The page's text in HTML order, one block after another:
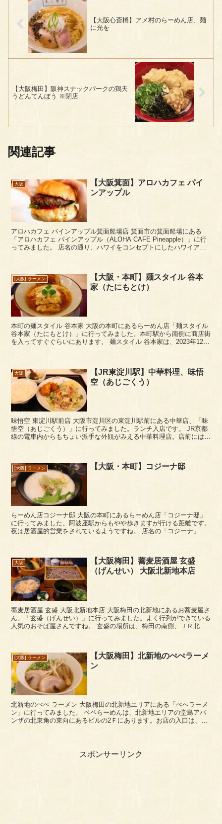
【大阪心斎橋】アメ村のらーめん店、麺
に光を
【大阪梅田】阪神スナックパークの鶏天
うどんてんぼう ※閉店
関連記事
大阪
【大阪箕面】アロハカフェ パイ
ンアップル
アロハカフェ パインアップル箕面船場店 箕面市の箕面船場にある
「アロハカフェ パインアップル（ALOHA CAFE Pineapple）」に行
ってみました。 店名の通り、ハワイをコンセプトにしたハワイアン
[大阪] ラーメン
【大阪・本町】麺スタイル 谷本
家（たにもとけ）
本町の麺スタイル 谷本家 大阪の本町にあるらーめん店「麺スタイル
谷本家（たにもとけ）」に行ってみました。本町駅から南側に商店街
を入ってすぐぐらいにあります。 麺スタイル 谷本家は、2023年12月
大阪
【JR東淀川駅】中華料理、味悟
空（あじごくう）
味悟空 東淀川駅前店 大阪市淀川区の東淀川駅前にある中華店、「味
悟空（あじごくう）」に行ってみました。ランチ入店です。 JR京都
線の電車内からもちょい派手な外観がみえる中華料理店。店前には、
[大阪] ラーメン 【大阪・本町】コジーナ邸
らーめん店コジーナ邸 大阪の本町にあるらーめん店「コジーナ邸」
に行ってみました。阿波座駅からもやや歩きますが行ける距離です。
夜は居酒屋的営業をされているようですね。 店名の「コジーナ」
は、店主さんの名前から来ています。運営元は、イタ...
大阪
【大阪梅田】蕎麦居酒屋 玄盛
（げんせい） 大阪北新地本店
蕎麦居酒屋 玄盛 大阪北新地本店 大阪梅田の北新地にあるお蕎麦屋さ
ん、「玄盛（げんせい）」に行ってみました。よく行列ができている
人気のおそば屋さんですね。 玄盛の場所は、梅田の南側、ＪＲ北新
地駅から地上に上がった国道２号線...
[大阪] ラーメン
【大阪梅田】北新地のぺぺラーメ
ン
北新地のぺぺ ラーメン 大阪梅田の北新地エリアにある「ぺぺラーメ
ン」に行ってみました。 ペペらーめんは、北新地エリアの堂島アバ
ンザの北東角の東向にあるビルの2Ｆにあります。お店の入口は、階
スポンサーリンク